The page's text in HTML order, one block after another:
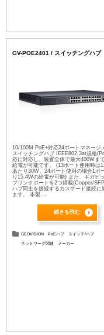
GV-POE2401 / スイッチングハブ
10/100M PoE+対応24ポートマネージ
スイッチングハブ IEEE802.3at規格
応に対応し、装置全体で最大400Wま
給電が可能です。 (13ポート使用時は1
あたり30W、24ポート使用の場合1ポ
り15.4Wの給電が可能) また、ギガビ
プリンクポートを2つ搭載(Copper/
ハブ同士を接続するカスケード接続に
ます。 本製 ...
続きを読む
GEOVISION PoEハブ スイッチ/ハブ
ネットワーク関連 メーカー